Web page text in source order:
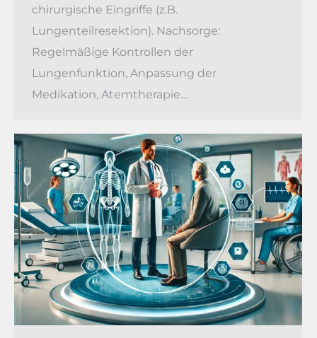
chirurgische Eingriffe (z.B.
Lungenteilresektion). Nachsorge:
Regelmäßige Kontrollen der
Lungenfunktion, Anpassung der
Medikation, Atemtherapie…